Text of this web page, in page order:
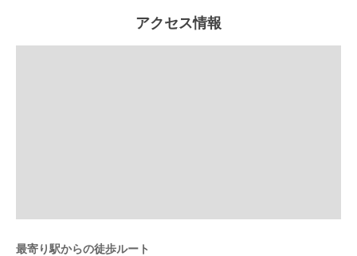
アクセス情報
最寄り駅からの徒歩ルート